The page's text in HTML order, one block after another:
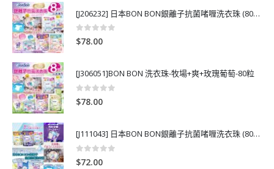
[J206232] 日本BON BON銀離子抗菌啫喱洗衣珠 (80粒)
0out of 5
$78.00
[J306051]BON BON 洗衣珠-牧場+爽+玫瑰葡萄-80粒
0out of 5
$78.00
[J111043] 日本BON BON銀離子抗菌啫喱洗衣珠 (80粒)
0
$72.00